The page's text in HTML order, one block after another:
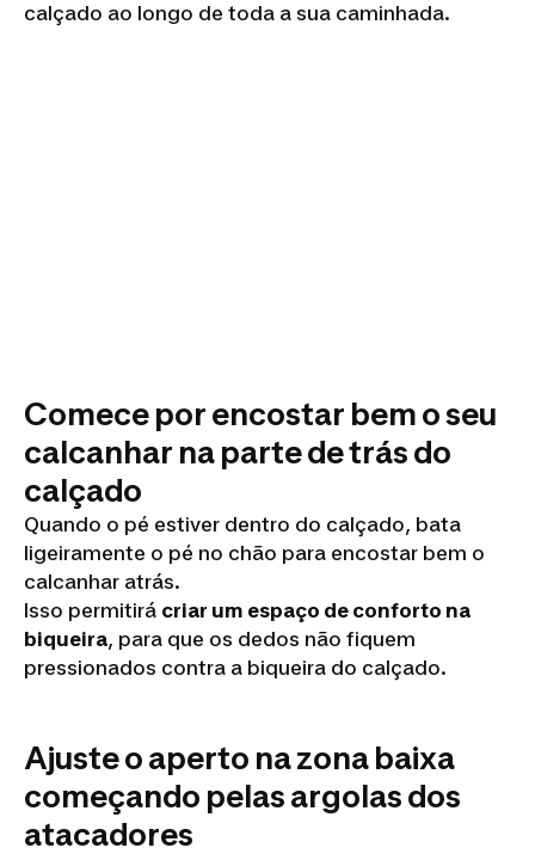
calçado ao longo de toda a sua caminhada.
Comece por encostar bem o seu
calcanhar na parte de trás do
calçado
Quando o pé estiver dentro do calçado, bata
ligeiramente o pé no chão para encostar bem o
calcanhar atrás.
Isso permitirá criar um espaço de conforto na
biqueira, para que os dedos não fiquem
pressionados contra a biqueira do calçado.
Ajuste o aperto na zona baixa
começando pelas argolas dos
atacadores